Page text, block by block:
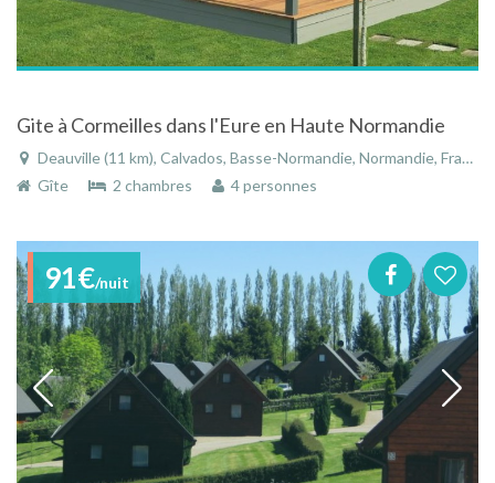
Gite à Cormeilles dans l'Eure en Haute Normandie
Deauville (11 km), Calvados, Basse-Normandie, Normandie, France
Gîte
2 chambres 4 personnes
91€/nuit